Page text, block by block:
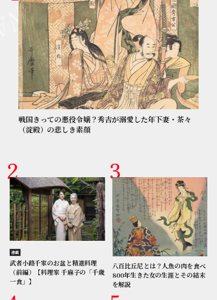
戦国きっての悪役令嬢？秀吉が溺愛した年下妻・茶々
（淀殿）の悲しき素顔
連載
武者小路千家のお盆と精進料理
（前編）【料理家 千麻子の「千歳
一食」】
八百比丘尼とは？人魚の肉を食べ
800年生きた女の生涯とその結末
を解説